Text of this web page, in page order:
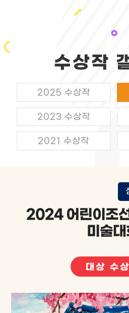
수상작
2025 수상작
2023 수상작
2021 수상작
2024 어린이조
미술대
대상 수